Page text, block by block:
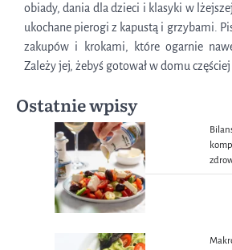
obiady, dania dla dzieci i klasyki w
ukochane pierogi z kapustą i grzybami.
zakupów i krokami, które ogarnie
Zależy jej, żebyś gotował w domu częściej
Ostatnie wpisy